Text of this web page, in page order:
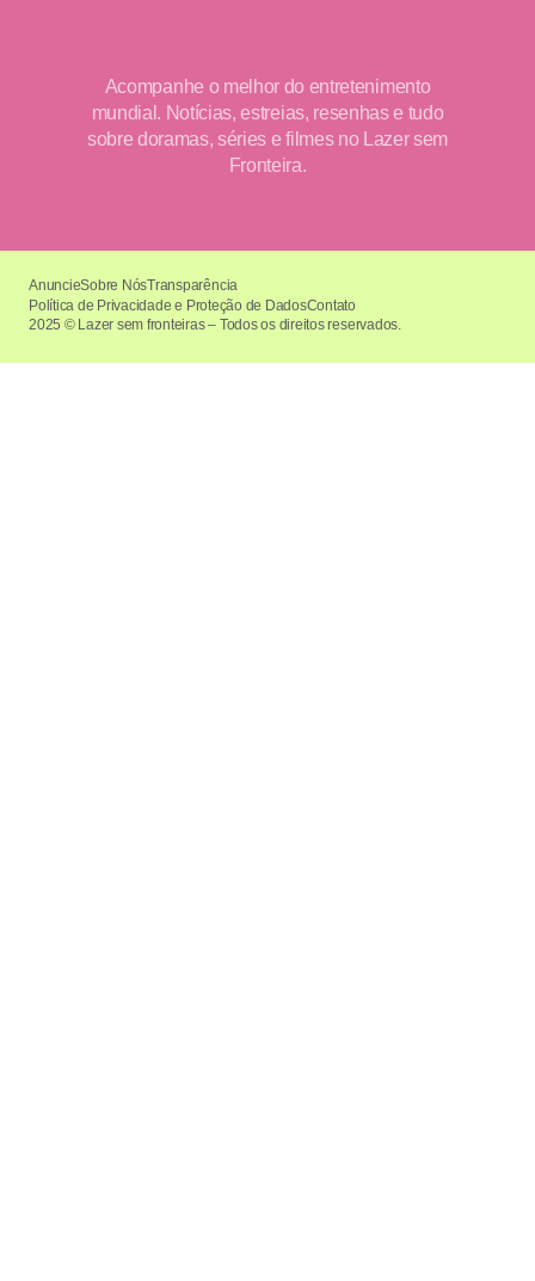
Acompanhe o melhor do entretenimento
mundial. Notícias, estreias, resenhas e tudo
sobre doramas, séries e filmes no Lazer sem
Fronteira.
2025 © Lazer sem fronteiras – Todos os direitos reservados.
AnuncieSobre NósTransparência
Política de Privacidade e Proteção de DadosContato